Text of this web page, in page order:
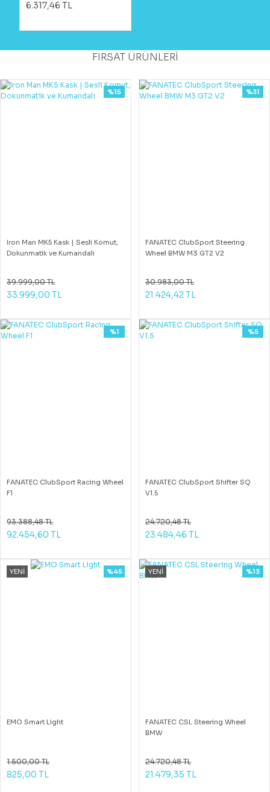
6.317,46 TL
FIRSAT ÜRÜNLERİ
Iron Man MK5 Kask | Sesli Komut,
Dokunmatik ve Kumandalı
%15
39.999,00 TL
33.999,00 TL
FANATEC ClubSport Steering
Wheel BMW M3 GT2 V2
%31
30.983,00 TL
21.424,42 TL
FANATEC ClubSport Racing Wheel
F1
%1
93.388,48 TL
92.454,60 TL
FANATEC ClubSport Shifter SQ
V1.5
%5
24.720,48 TL
23.484,46 TL
YENİ
EMO Smart Light
%45
1.500,00 TL
825,00 TL
YENİ
FANATEC CSL Steering Wheel
BMW
%13
24.720,48 TL
21.479,35 TL